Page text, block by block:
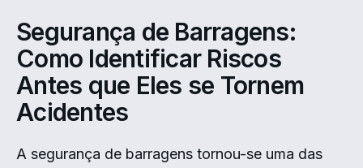
Segurança de Barragens:
Como Identificar Riscos
Antes que Eles se Tornem
Acidentes
A segurança de barragens tornou-se uma das